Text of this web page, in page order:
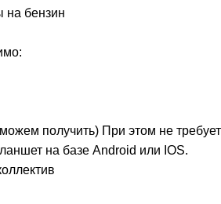
на бензин
получить) При этом не
на базе Android или IOS.